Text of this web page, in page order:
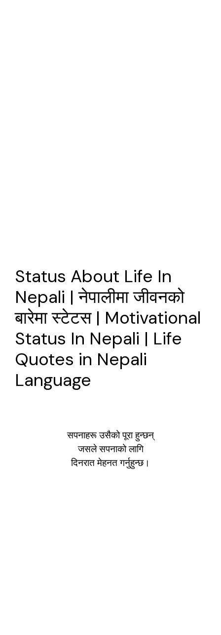
Status About Life In
Nepali | नेपालीमा जीवनको
बारेमा स्टेटस | Motivational
Status In Nepali | Life
Quotes in Nepali
Language
सपनाहरू उसैको पूरा हुन्छन्
जसले सपनाको लागि
दिनरात मेहनत गर्नुहुन्छ।